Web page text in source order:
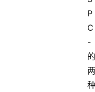
P
C
-
的
两
种